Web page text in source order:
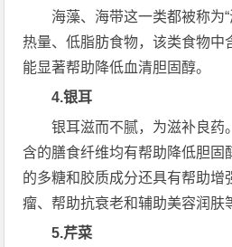
海藻、海带这一类都被称为
热量、低脂肪食物，该类食物中
能显著帮助降低血清胆固醇。
4.银耳
银耳滋而不腻，为滋补良药
含的膳食纤维均有帮助降低胆固
的多糖和胶质成分还具有帮助增
瘤、帮助抗衰老和辅助美容润肤
5.芹菜